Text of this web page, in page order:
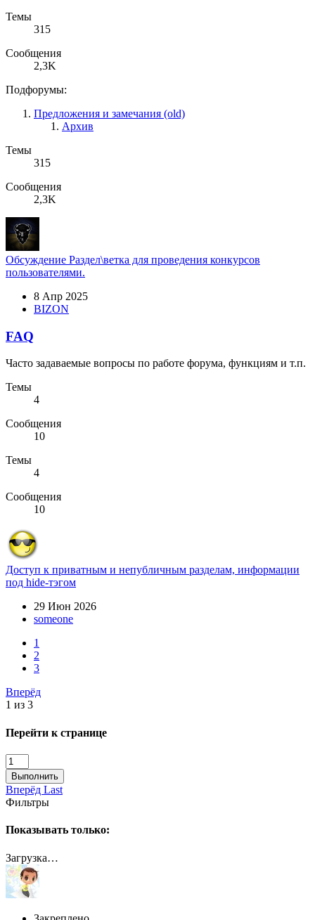
Темы
315
Сообщения
2,3K
Подфорумы:
Предложения и замечания (old)
Архив
Темы
315
Сообщения
2,3K
Обсуждение Раздел\ветка для проведения конкурсов
пользователями.
8 Апр 2025
BIZON
FAQ
Часто задаваемые вопросы по работе форума, функциям и т.п.
Темы
4
Сообщения
10
Темы
4
Сообщения
10
Доступ к приватным и непубличным разделам, информации
под hide-тэгом
29 Июн 2026
someone
1
2
3
Вперёд
1 из 3
Перейти к странице
Выполнить
Вперёд Last
Фильтры
Показывать только:
Загрузка…